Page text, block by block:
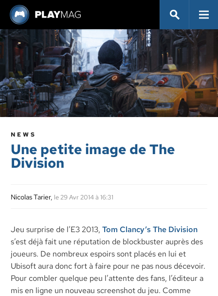
NEWS
Une petite image de The
Division
Nicolas Tarier, le 29 Avr 2014 à 16:31
Jeu surprise de l’E3 2013,Tom Clancy’s The Division
s’est déjà fait une réputation de blockbuster auprès des
joueurs. De nombreux espoirs sont placés en lui et
Ubisoft aura donc fort à faire pour ne pas nous décevoir.
Pour combler quelque peu l’attente des fans, l’éditeur a
mis en ligne un nouveau screenshot du jeu. Comme